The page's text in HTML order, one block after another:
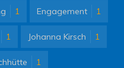
1 Engagement 1
1 Johanna Kirsch 1
1